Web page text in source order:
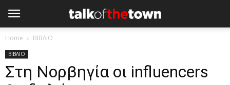
Home ΒΙΒΛΙΟ
ΒΙΒΛΙΟ
Στη Νορβηγία οι influencers